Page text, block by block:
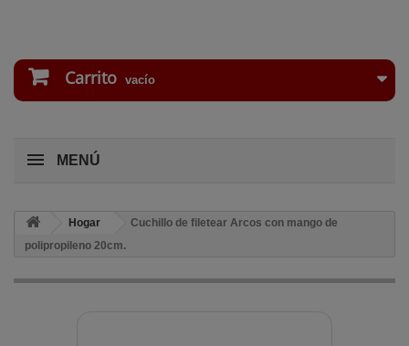
Carrito vacío
MENÚ
Hogar
Cuchillo de filetear Arcos con mango de
polipropileno 20cm.